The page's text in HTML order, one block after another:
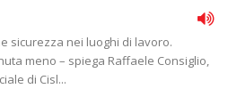
sicurezza nei luoghi di lavoro.
meno – spiega Raffaele Consiglio,
di Cisl...